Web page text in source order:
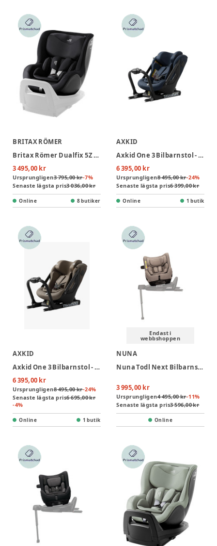
BRITAX RÖMER
Britax Römer Dualfix 5Z Style Bilbarnstol - Carbon Black
3 495,00 kr
Ursprungligen3 795,00 kr-7%
Senaste lägsta pris3 036,00 kr
Online 8 butiker
AXKID
Axkid One 3 Bilbarnstol - Glacier Lake Blue
6 395,00 kr
Ursprungligen8 495,00 kr-24%
Senaste lägsta pris6 399,00 kr
Online 1 butik
AXKID
Axkid One 3 Bilbarnstol - Driftwood Beige
6 395,00 kr
Ursprungligen8 495,00 kr-24%
Senaste lägsta pris6 695,00 kr
-4%
Online 1 butik
Endast i
webbshoppen
NUNA
Nuna Todl Next Bilbarnstol - Cedar
3 995,00 kr
Ursprungligen4 495,00 kr-11%
Senaste lägsta pris3 596,00 kr
Online